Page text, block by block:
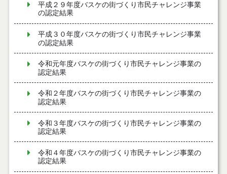
平成２９年度バスケの街づくり市民チャレンジ事業
の認定結果
平成３０年度バスケの街づくり市民チャレンジ事業
の認定結果
令和元年度バスケの街づくり市民チャレンジ事業の
認定結果
令和２年度バスケの街づくり市民チャレンジ事業の
認定結果
令和３年度バスケの街づくり市民チャレンジ事業の
認定結果
令和４年度バスケの街づくり市民チャレンジ事業の
認定結果